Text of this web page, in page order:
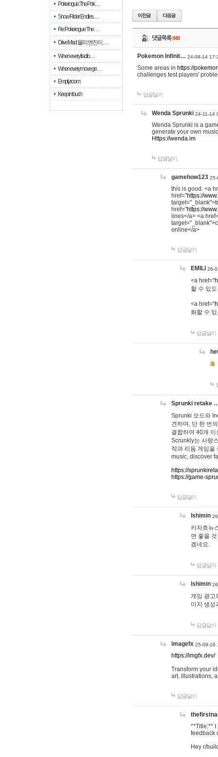
Pokerogue: The Pok…
Snow Rider: Endles…
Re: Pokerogue: The…
Drive Mad: 물리 엔진이 …
When every fractio…
When every move ge…
Empty room
Keep in touch
댓글목록948
Pokemon Infinit… 24-08-14
Some areas in https://
challenges test players'
답글달기
Wenda Sprunki 24-11-14
Wenda Sprunki is a
generate your own
Https://wenda.im
답글달기
gamehow123 25-
this is good. <a
href="https://
href="https://
lines</a> <a
online</a>
답글달기
EMILI 26-
<a href="
할 수 있
<a href="
화할 수
답글달기
Sprunki retake
Sprunki 모드와
견하며, 단 한 번
결합하여 40개
Scrunkly는 사랑
작과 리듬 게임을
music, discover
https://
https://game-
답글달기
lshimin
카자흐뉴
면 좋을
겠네요.
답글달기
lshimin
게임 광고
미지 생성
답글달기
imagefx 25-09-16
https://imgfx.dev/
Transform your
art, illustrations,
답글달기
**Title:** I
feedback
Hey r/